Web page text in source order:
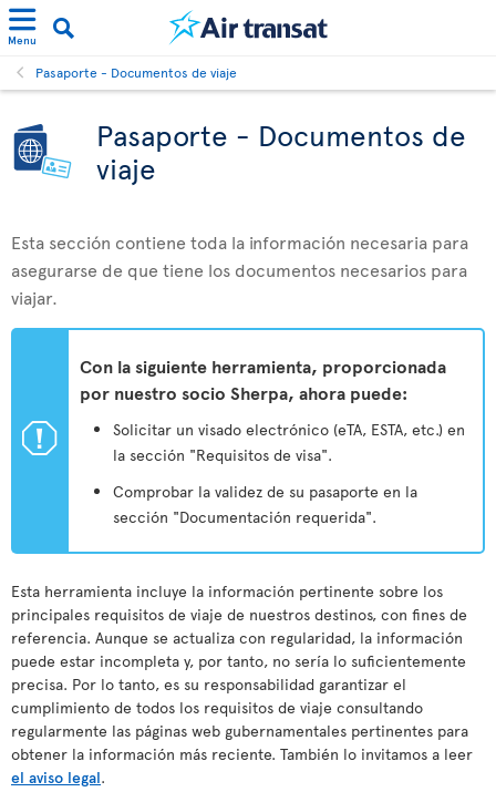
Menu
Pasaporte - Documentos de viaje
Pasaporte - Documentos de
viaje
Esta sección contiene toda la información necesaria para
asegurarse de que tiene los documentos necesarios para
viajar.
ü
Con la siguiente herramienta, proporcionada
por nuestro socio Sherpa, ahora puede:
Solicitar un visado electrónico (eTA, ESTA, etc.) en
la sección "Requisitos de visa".
Comprobar la validez de su pasaporte en la
sección "Documentación requerida".
Esta herramienta incluye la información pertinente sobre los
principales requisitos de viaje de nuestros destinos, con fines de
referencia. Aunque se actualiza con regularidad, la información
puede estar incompleta y, por tanto, no sería lo suficientemente
precisa. Por lo tanto, es su responsabilidad garantizar el
cumplimiento de todos los requisitos de viaje consultando
regularmente las páginas web gubernamentales pertinentes para
obtener la información más reciente. También lo invitamos a leer
el aviso legal.